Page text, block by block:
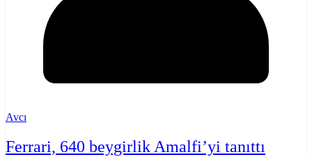
Avcı
Ferrari, 640 beygirlik Amalfi’yi tanıttı